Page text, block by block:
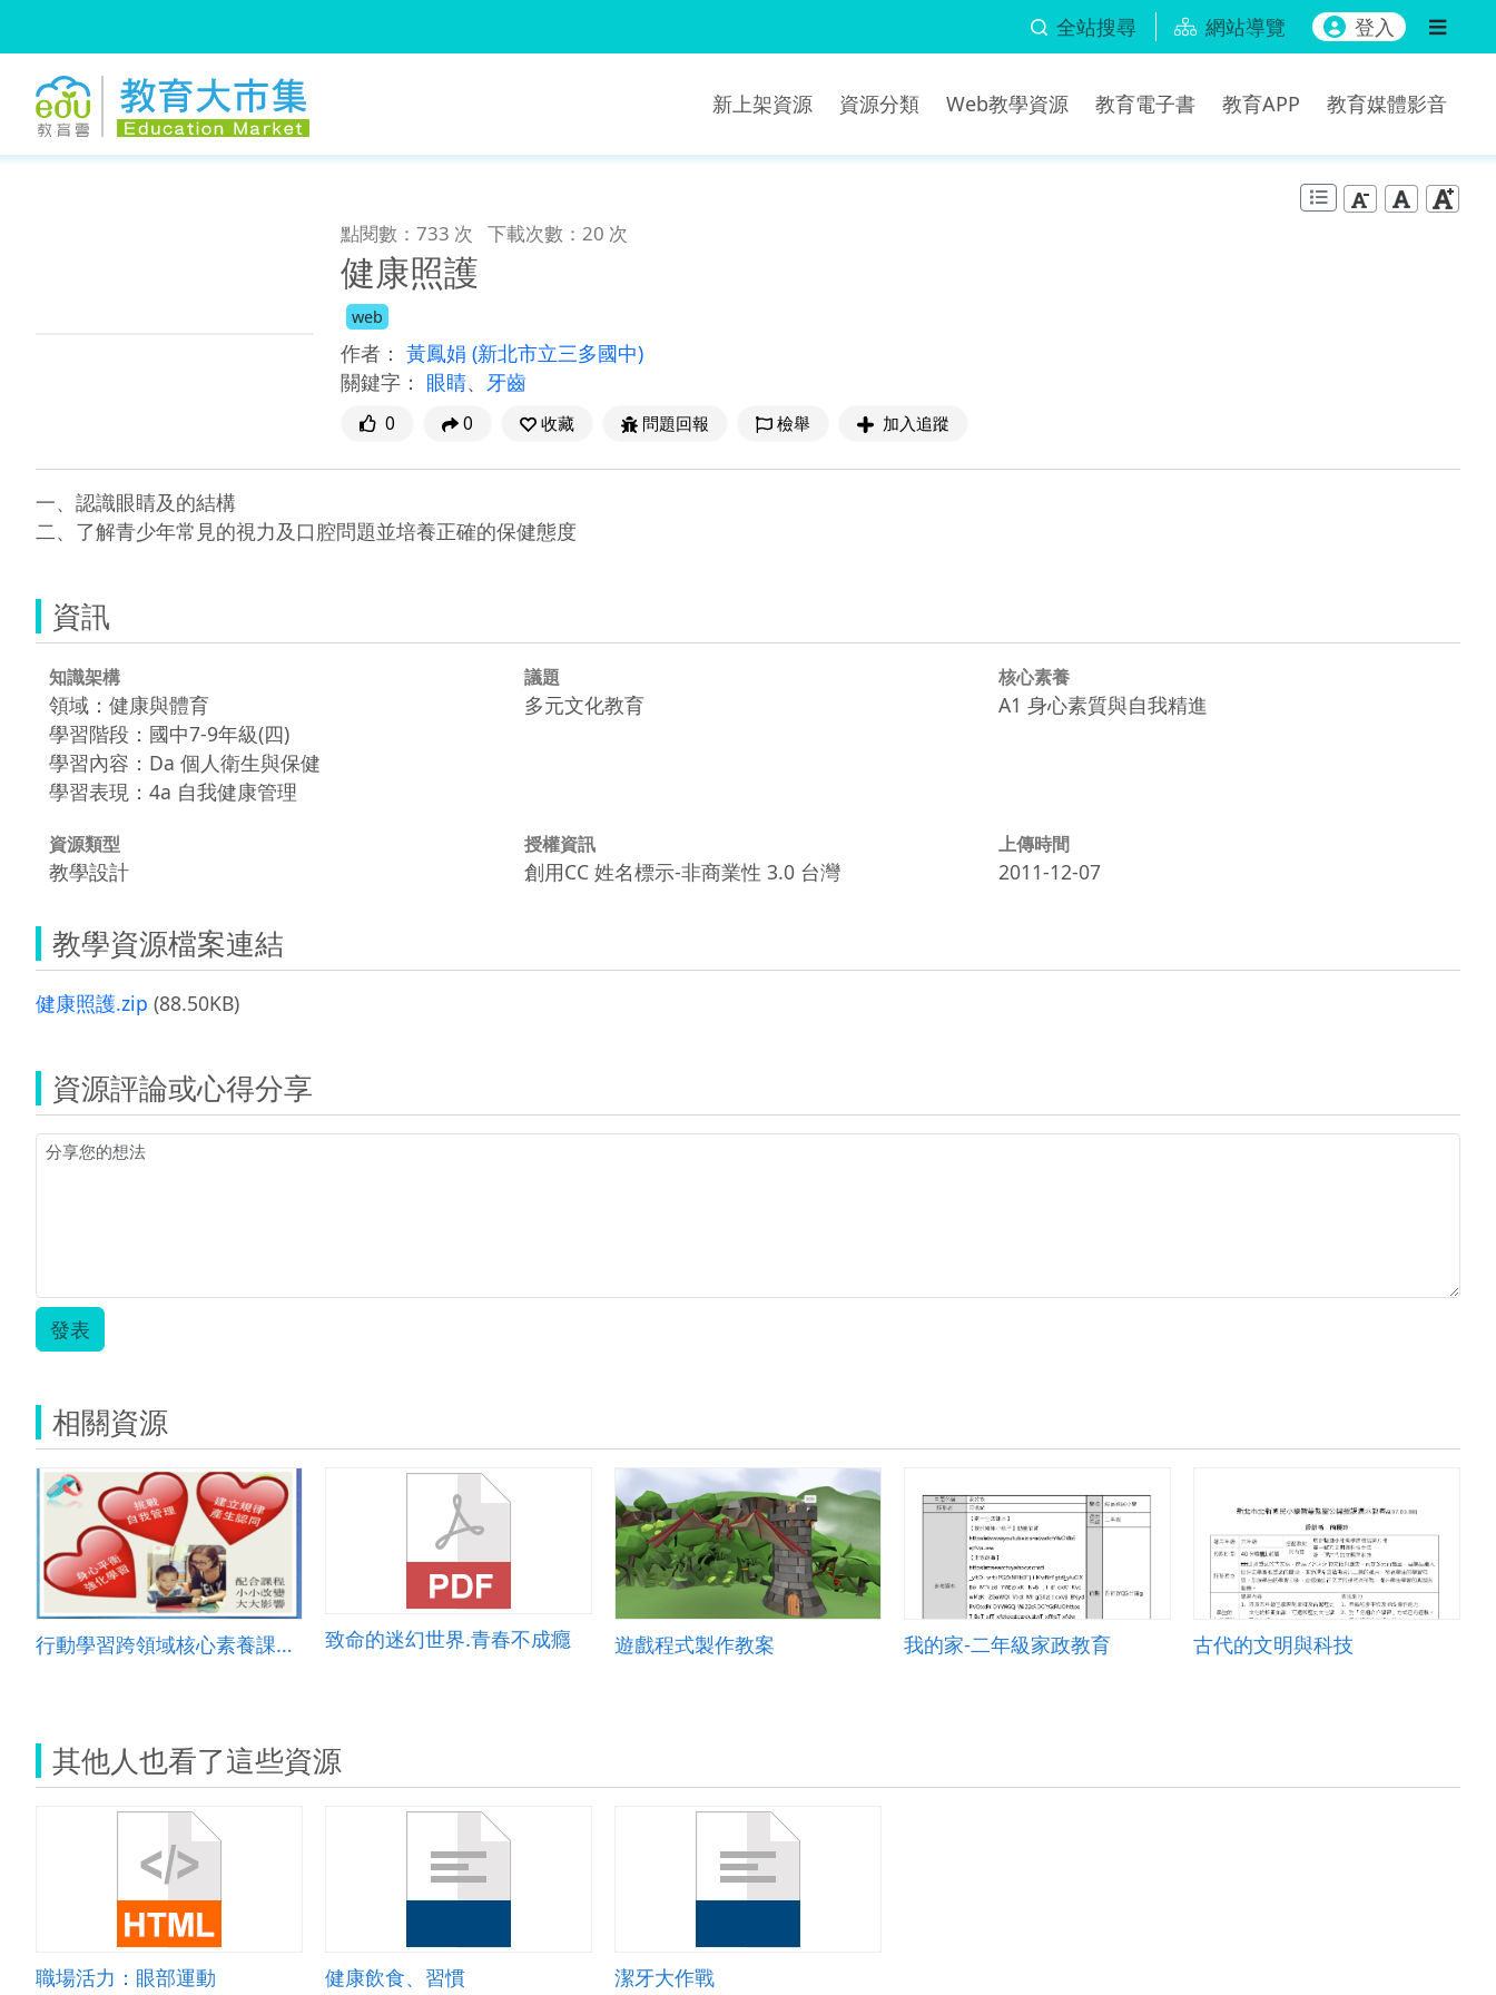
全站搜尋 網站導覽 登入
新上架資源 資源分類 Web教學資源 教育電子書 教育APP 教育媒體影音
點閱數：733 次 下載次數：20 次
健康照護
web
作者： 黃鳳娟 (新北市立三多國中)
關鍵字： 眼睛、 牙齒
0 0 收藏 問題回報 檢舉 加入追蹤
一、認識眼睛及的結構
資訊
知識架構
領域：健康與體育
學習階段：國中7-9年級(四)
學習內容：Da 個人衛生與保健
學習表現：4a 自我健康管理
議題
多元文化教育
核心素養
A1 身心素質與自我精進
資源類型
教學設計
授權資訊
創用CC 姓名標示-非商業性 3.0 台灣
上傳時間
2011-12-07
教學資源檔案連結
健康照護.zip (88.50KB)
資源評論或心得分享
發表
相關資源
行動學習跨領域核心素養課程－小米STEAM行動環環相扣 致命的迷幻世界.青春不成癮 遊戲程式製作教案 我的家-二年級家政教育 古代的文明與科技
其他人也看了這些資源
職場活力：眼部運動 健康飲食、習慣 潔牙大作戰